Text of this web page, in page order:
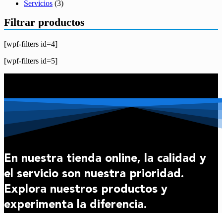
Servicios (3)
Filtrar productos
[wpf-filters id=4]
[wpf-filters id=5]
En nuestra tienda online, la calidad y
el servicio son nuestra prioridad.
Explora nuestros productos y
experimenta la diferencia.